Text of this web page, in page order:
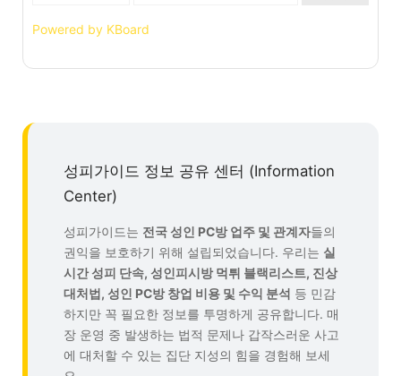
Powered by KBoard
성피가이드 정보 공유 센터 (Information
Center)
성피가이드는 전국 성인 PC방 업주 및 관계자들의
권익을 보호하기 위해 설립되었습니다. 우리는 실
시간 성피 단속, 성인피시방 먹튀 블랙리스트, 진상
대처법, 성인 PC방 창업 비용 및 수익 분석 등 민감
하지만 꼭 필요한 정보를 투명하게 공유합니다. 매
장 운영 중 발생하는 법적 문제나 갑작스러운 사고
에 대처할 수 있는 집단 지성의 힘을 경험해 보세